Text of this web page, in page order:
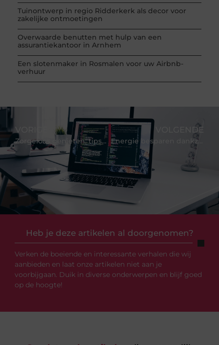
Tuinontwerp in regio Ridderkerk als decor voor
zakelijke ontmoetingen
Overwaarde benutten met hulp van een
assurantiekantoor in Arnhem
Een slotenmaker in Rosmalen voor uw Airbnb-
verhuur
Heb je deze artikelen al doorgenomen?
Verken de boeiende en interessante verhalen die wij
aanbieden en laat onze artikelen niet aan je
voorbijgaan. Duik in diverse onderwerpen en blijf goed
op de hoogte!
Zorgeloos genieten: tips voor het laten plaatsen van een veranda
VOLGENDE
Energie besparen dankzij een aircoinstallatiebedrijf tijdens hete zomers